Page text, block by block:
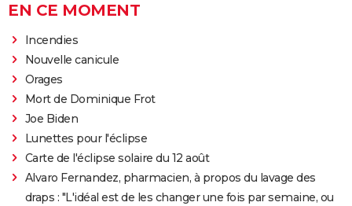
EN CE MOMENT
Incendies
Nouvelle canicule
Orages
Mort de Dominique Frot
Joe Biden
Lunettes pour l'éclipse
Carte de l'éclipse solaire du 12 août
Alvaro Fernandez, pharmacien, à propos du lavage des
draps : "L'idéal est de les changer une fois par semaine, ou